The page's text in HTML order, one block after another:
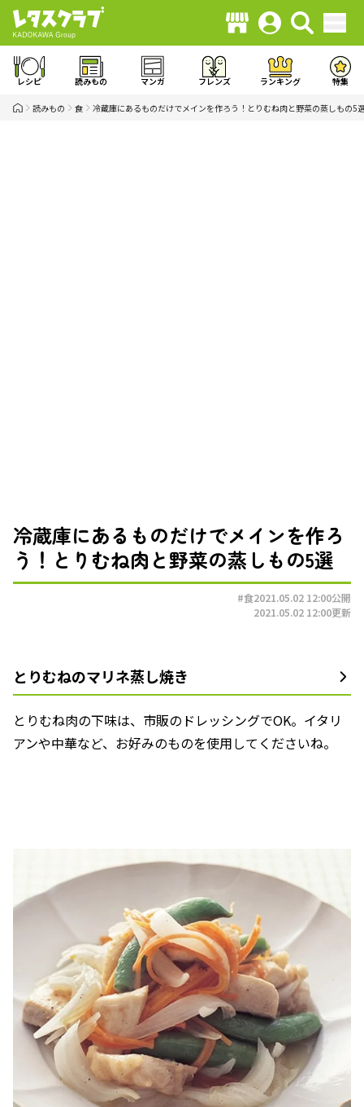
レシピ 読みもの マンガ フレンズ ランキング 特集
読みもの 食 冷蔵庫にあるものだけでメインを作ろう！とりむね肉と野菜の蒸しもの5
冷蔵庫にあるものだけでメインを作ろ
う！とりむね肉と野菜の蒸しもの5選
#食2021.05.02 12:00公開
2021.05.02 12:00更新
とりむねのマリネ蒸し焼き
とりむね肉の下味は、市販のドレッシングでOK。イタリ
アンや中華など、お好みのものを使用してくださいね。